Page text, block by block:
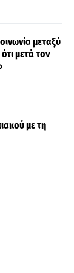
μεταξύ
μετά τον
με τη